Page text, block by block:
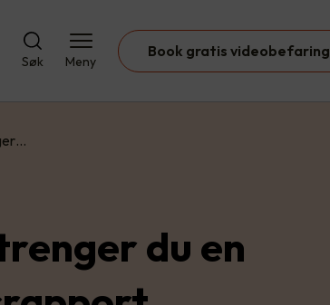
Søk Meny
Book gratis videobefaring
du en